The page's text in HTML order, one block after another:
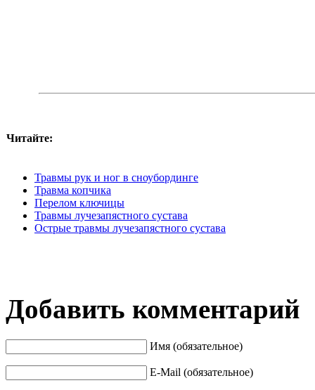
Читайте:
Травмы рук и ног в сноубординге
Травма копчика
Перелом ключицы
Травмы лучезапястного сустава
Острые травмы лучезапястного сустава
Добавить комментарий
Имя (обязательное)
E-Mail (обязательное)